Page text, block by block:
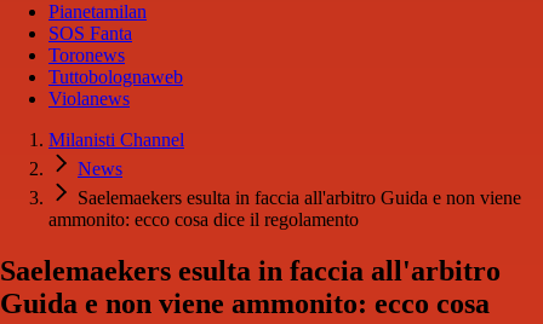
Pianetamilan
SOS Fanta
Toronews
Tuttobolognaweb
Violanews
Milanisti Channel
News
Saelemaekers esulta in faccia all'arbitro Guida e non viene
ammonito: ecco cosa dice il regolamento
Saelemaekers esulta in faccia all'arbitro
Guida e non viene ammonito: ecco cosa